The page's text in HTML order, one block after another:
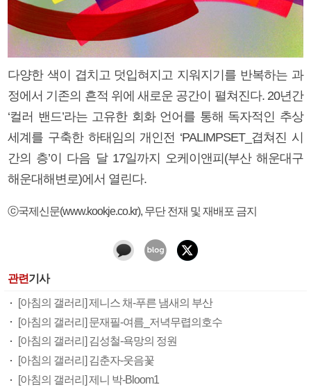
다양한 색이 겹치고 덧입혀지고 지워지기를 반복하는 과
정에서 기존의 흔적 위에 새로운 공간이 펼쳐진다. 20년간
‘컬러 밴드’라는 고유한 회화 언어를 통해 독자적인 추상
세계를 구축한 하태임의 개인전 ‘PALIMPSET_겹쳐진 시
간의 층’이 다음 달 17일까지 오케이앤피(부산 해운대구
해운대해변로)에서 열린다.
ⓒ국제신문(www.kookje.co.kr), 무단 전재 및 재배포 금지
관련기사
[아침의 갤러리] 제니스 채-푸른 냄새의 부산
[아침의 갤러리] 문재필-여름_저녁무렵의호수
[아침의 갤러리] 김성철-욕망의 정원
[아침의 갤러리] 김춘자-웃음꽃
[아침의 갤러리] 제니 박-Bloom1